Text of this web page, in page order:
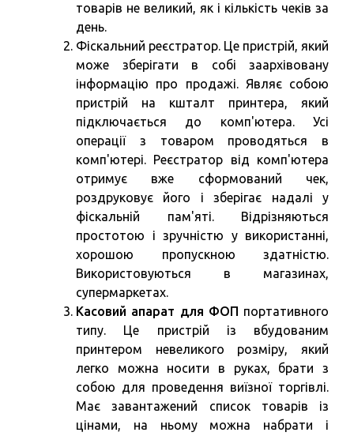
товарів не великий, як і кількість чеків за
день.
Фіскальний реєстратор. Це пристрій, який
може зберігати в собі заархівовану
інформацію про продажі. Являє собою
пристрій на кшталт принтера, який
підключається до комп'ютера. Усі
операції з товаром проводяться в
комп'ютері. Реєстратор від комп'ютера
отримує вже сформований чек,
роздруковує його і зберігає надалі у
фіскальній пам'яті. Відрізняються
простотою і зручністю у використанні,
хорошою пропускною здатністю.
Використовуються в магазинах,
супермаркетах.
Касовий апарат для ФОП портативного
типу. Це пристрій із вбудованим
принтером невеликого розміру, який
легко можна носити в руках, брати з
собою для проведення виїзної торгівлі.
Має завантажений список товарів із
цінами, на ньому можна набрати і